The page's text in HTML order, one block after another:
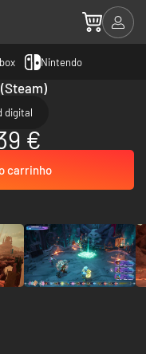
Nintendo
digital
€
carrinho